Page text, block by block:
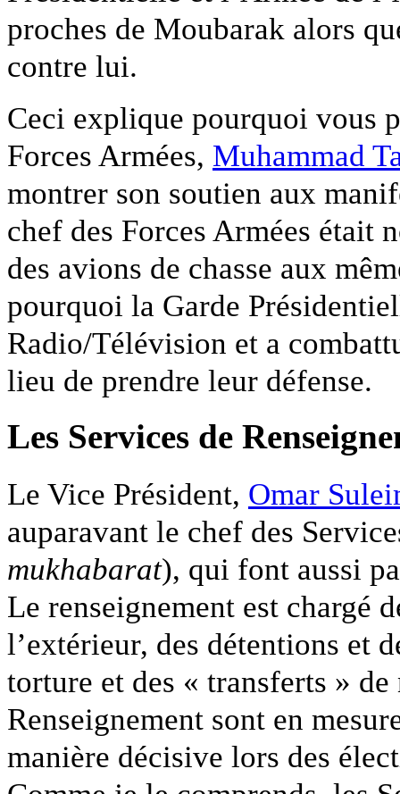
proches de Moubarak alors
contre lui.
Ceci explique pourquoi vous
Forces Armées, Muhammad
montrer son soutien aux
chef des Forces Armées était
des avions de chasse aux
pourquoi la Garde
Radio/Télévision et a
lieu de prendre leur défense.
Les Services de
Le Vice Président, Omar
auparavant le chef des
mukhabarat), qui font aussi
Le renseignement est chargé
l’extérieur, des détentions et
torture et des « transferts »
Renseignement sont en
manière décisive lors des